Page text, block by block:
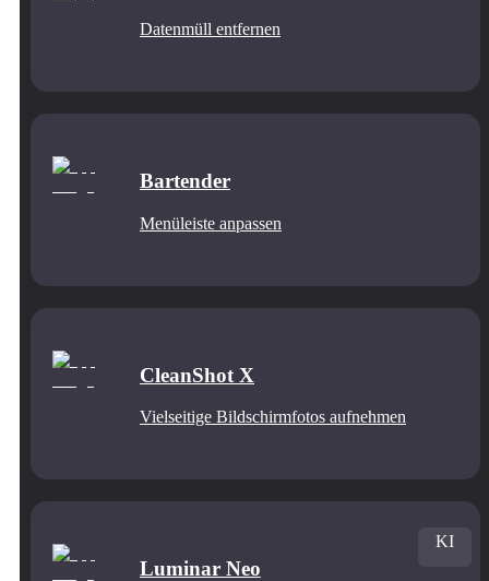
Datenmüll entfernen
Bartender
Menüleiste anpassen
CleanShot X
Vielseitige Bildschirmfotos aufnehmen
Luminar Neo
KI